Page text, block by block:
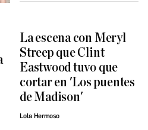
La escena con Meryl
Streep que Clint
Eastwood tuvo que
cortar en 'Los puentes
de Madison'
Lola Hermoso